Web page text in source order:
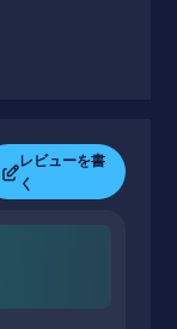
レビューを書
く